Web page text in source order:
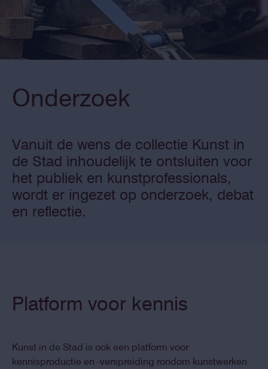
Onderzoek
Vanuit de wens de collectie Kunst in
de Stad inhoudelijk te ontsluiten voor
het publiek en kunstprofessionals,
wordt er ingezet op onderzoek, debat
en reflectie.
Platform voor kennis
Kunst in de Stad is ook een platform voor
kennisproductie en -verspreiding rondom kunstwerken